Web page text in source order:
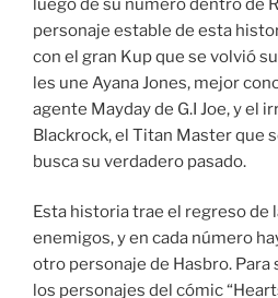
luego de su número dentro de
personaje estable de esta
con el gran Kup que se volvió
les une Ayana Jones, mejor
agente Mayday de G.I Joe, y el
Blackrock, el Titan Master que
busca su verdadero pasado.
Esta historia trae el regreso de
enemigos, y en cada número
otro personaje de Hasbro. Para
los personajes del cómic